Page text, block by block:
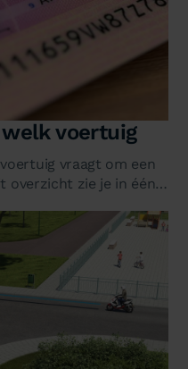
voertuig
vraagt om een
overzicht zie je in één